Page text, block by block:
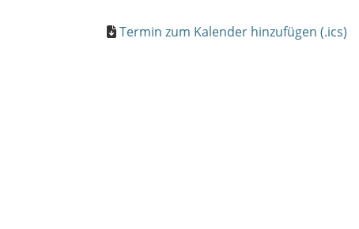
Termin zum Kalender hinzufügen (.ics)